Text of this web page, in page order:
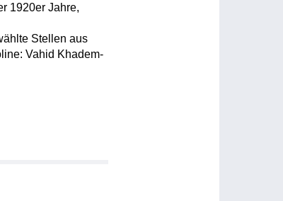
1920er Jahre,
Stellen aus
Vahid Khadem-